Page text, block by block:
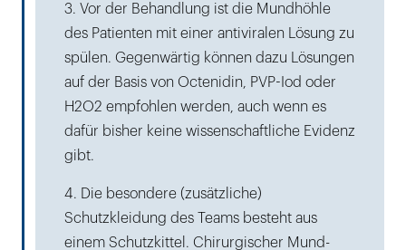
3. Vor der Behandlung ist die Mundhöhle
des Patienten mit einer antiviralen Lösung zu
spülen. Gegenwärtig können dazu Lösungen
auf der Basis von Octenidin, PVP-Iod oder
H2O2 empfohlen werden, auch wenn es
dafür bisher keine wissenschaftliche Evidenz
gibt.
4. Die besondere (zusätzliche)
Schutzkleidung des Teams besteht aus
einem Schutzkittel. Chirurgischer Mund-